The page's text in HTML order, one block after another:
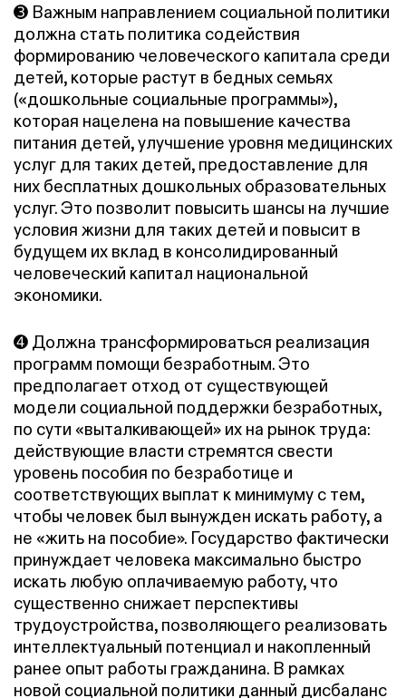
➌ Важным направлением социальной политики
должна стать политика содействия
формированию человеческого капитала среди
детей, которые растут в бедных семьях
(«дошкольные социальные программы»),
которая нацелена на повышение качества
питания детей, улучшение уровня медицинских
услуг для таких детей, предоставление для
них бесплатных дошкольных образовательных
услуг. Это позволит повысить шансы на лучшие
условия жизни для таких детей и повысит в
будущем их вклад в консолидированный
человеческий капитал национальной
экономики.
➍ Должна трансформироваться реализация
программ помощи безработным. Это
предполагает отход от существующей
модели социальной поддержки безработных,
по сути «выталкивающей» их на рынок труда:
действующие власти стремятся свести
уровень пособия по безработице и
соответствующих выплат к минимуму с тем,
чтобы человек был вынужден искать работу, а
не «жить на пособие». Государство фактически
принуждает человека максимально быстро
искать любую оплачиваемую работу, что
существенно снижает перспективы
трудоустройства, позволяющего реализовать
интеллектуальный потенциал и накопленный
ранее опыт работы гражданина. В рамках
новой социальной политики данный дисбаланс